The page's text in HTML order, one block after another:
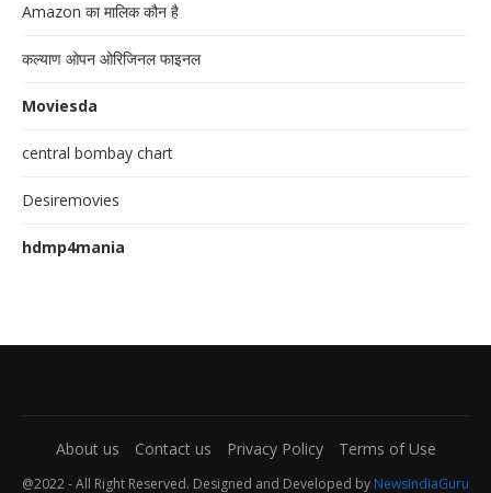
Amazon का मालिक कौन है
कल्याण ओपन ओरिजिनल फाइनल
Moviesda
central bombay chart
Desiremovies
hdmp4mania
About us Contact us Privacy Policy Terms of Use
@2022 - All Right Reserved. Designed and Developed by NewsIndiaGuru